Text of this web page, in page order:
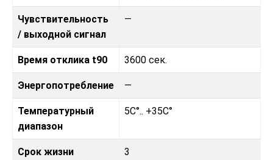
Чувствительность
/ выходной сигнал
—
Время отклика t90 3600 сек.
Энергопотребление —
Температурный
диапазон
5C°.. +35C°
Срок жизни
3